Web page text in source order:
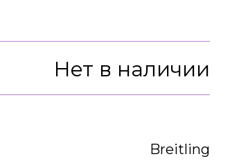
Нет в наличии
Breitling